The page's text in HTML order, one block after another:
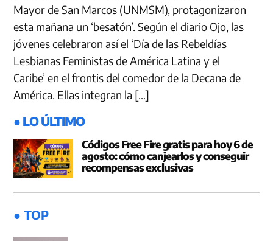
Mayor de San Marcos (UNMSM), protagonizaron
esta mañana un ‘besatón’. Según el diario Ojo, las
jóvenes celebraron así el ‘Día de las Rebeldías
Lesbianas Feministas de América Latina y el
Caribe’ en el frontis del comedor de la Decana de
América. Ellas integran la […]
● LO ÚLTIMO
Códigos Free Fire gratis para hoy 6 de
agosto: cómo canjearlos y conseguir
recompensas exclusivas
● TOP